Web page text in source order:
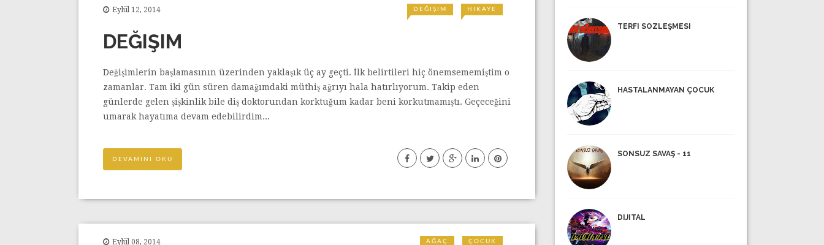
Eylül 12, 2014 DEĞIŞIM HIKAYE
DEĞIŞIM
Değişimlerin başlamasının üzerinden yaklaşık üç ay geçti. İlk belirtileri hiç önemsememiştim o
zamanlar. Tam iki gün süren damağımdaki müthiş ağrıyı hala hatırlıyorum. Takip eden
günlerde gelen şişkinlik bile diş doktorundan korktuğum kadar beni korkutmamıştı. Geçeceğini
umarak hayatıma devam edebilirdim...
DEVAMINI OKU
Eylül 08, 2014 AĞAÇ ÇOCUK
TERFI SOZLEŞMESI
HASTALANMAYAN ÇOCUK
SONSUZ SAVAŞ - 11
DIJITAL